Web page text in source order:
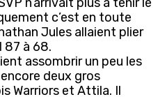
c’est en toute
Jules allaient plier
87 à 68.
assombrir un peu les
deux gros
Warriors et Attila. Il